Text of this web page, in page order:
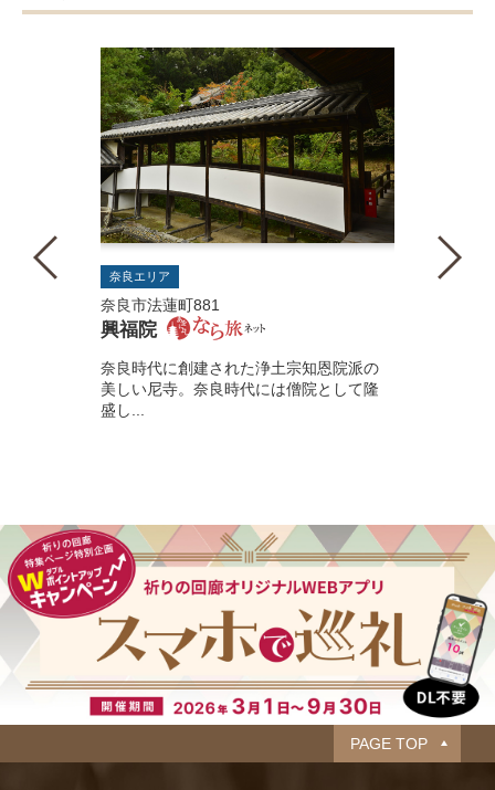
奈良エリア
奈良市法蓮町881
興福院
奈良時代に創建された浄土宗知恩院派の
美しい尼寺。奈良時代には僧院として隆
盛し...
PAGE TOP